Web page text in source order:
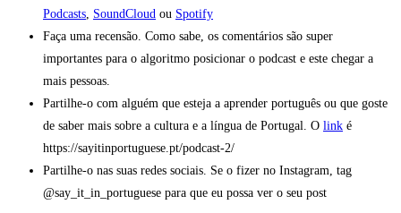
Podcasts, SoundCloud ou Spotify
Faça uma recensão. Como sabe, os comentários são super
importantes para o algoritmo posicionar o podcast e este chegar a
mais pessoas.
Partilhe-o com alguém que esteja a aprender português ou que goste
de saber mais sobre a cultura e a língua de Portugal. O link é
https://sayitinportuguese.pt/podcast-2/
Partilhe-o nas suas redes sociais. Se o fizer no Instagram, tag
@say_it_in_portuguese para que eu possa ver o seu post